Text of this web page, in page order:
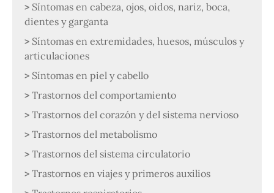
Síntomas en cabeza, ojos, oidos, nariz, boca,
dientes y garganta
Síntomas en extremidades, huesos, músculos y
articulaciones
Síntomas en piel y cabello
Trastornos del comportamiento
Trastornos del corazón y del sistema nervioso
Trastornos del metabolismo
Trastornos del sistema circulatorio
Trastornos en viajes y primeros auxilios